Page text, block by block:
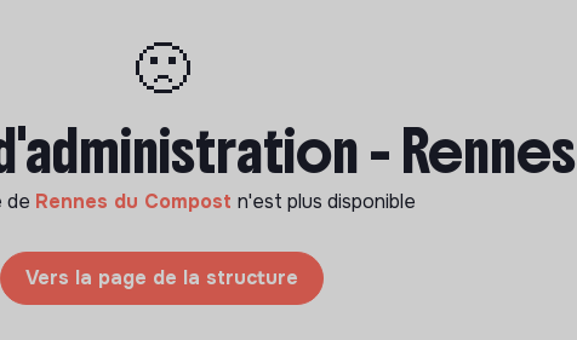
🙁
- Rennes
de Rennes du Compost n'est plus disponible
Vers la page de la structure